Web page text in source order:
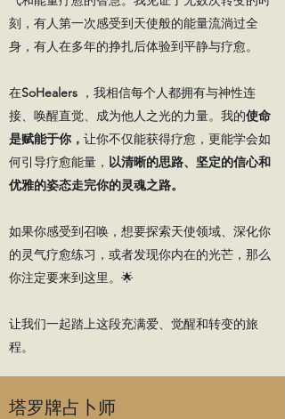
刻，有人第一次感受到天使般的能量流淌过全
身，有人在多年的挣扎后体验到平静与疗愈。
在SoHealers ，我相信每个人都拥有与神性连
接、唤醒直觉、成为他人之光的力量。我的使命
是赋能于你， 让你不仅能获得疗愈，更能学会如
何引导疗愈能量 ， 以清晰的思路、坚定的信心和
优雅的姿态走完你的灵魂之路。
如果你感受到召唤，想要探索天使领域、深化你
的灵气疗愈练习，或者发现你内在的光芒，那么
你注定要来到这里。🌟
让我们一起踏上这段充满爱、觉醒和转变的旅
程。
塔罗牌占卜师